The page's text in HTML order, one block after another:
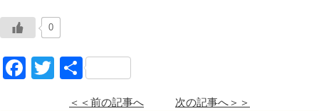
0
Facebook
Twitter
共
＜＜前の記事へ 次の記事へ＞＞